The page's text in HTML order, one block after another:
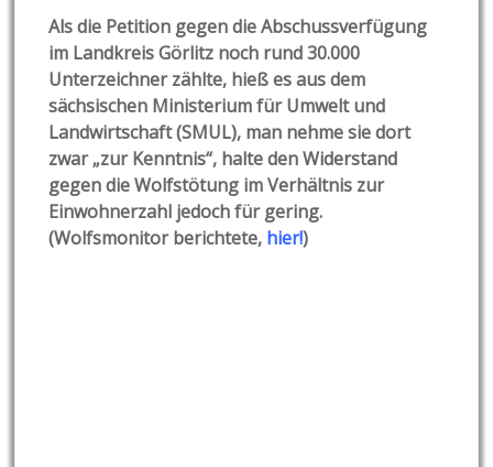
Als die Petition gegen die Abschussverfügung
im Landkreis Görlitz noch rund 30.000
Unterzeichner zählte, hieß es aus dem
sächsischen Ministerium für Umwelt und
Landwirtschaft (SMUL), man nehme sie dort
zwar „zur Kenntnis“, halte den Widerstand
gegen die Wolfstötung im Verhältnis zur
Einwohnerzahl jedoch für gering.
(Wolfsmonitor berichtete, hier!)